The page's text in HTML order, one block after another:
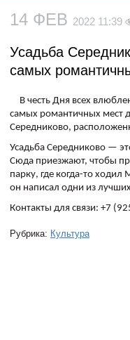
14 ФЕВ 2022 11:39
Усадьба
самых
В честь Дня всех
самых романтичных мест
Середниково,
Усадьба Середниково —
Сюда приезжают, чтобы
парку, где когда-то
он написал одни из
Контакты для связи: +7
Рубрика: Культура